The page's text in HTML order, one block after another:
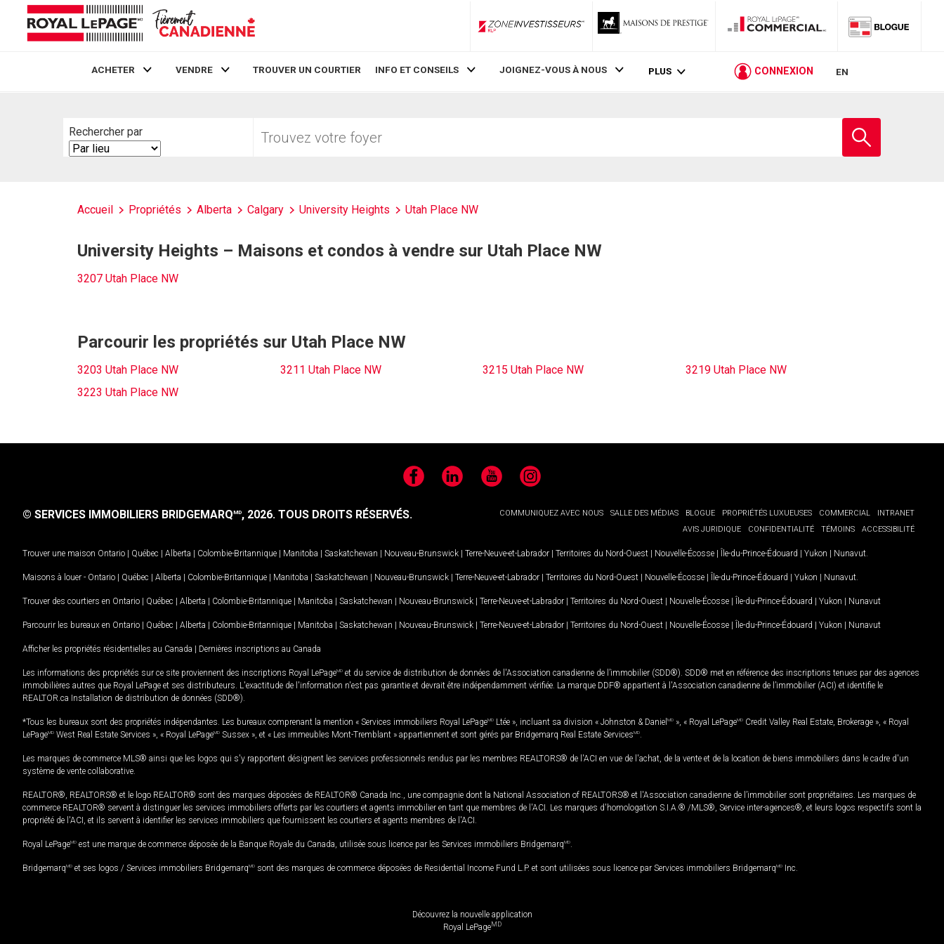
ZoneInvestisseurs RLP
ACHETER VENDRE TROUVER UN COURTIER INFO ET CONSEILS JOIGNEZ-VOUS À NOUS PLUS CONNEXION EN
Rechercher par
Search
By
votre
Accueil Propriétés Alberta Calgary University Heights Utah Place NW
University Heights – Maisons et condos à vendre sur Utah Place NW
3207 Utah Place NW
Parcourir les propriétés sur Utah Place NW
3203 Utah Place NW 3211 Utah Place NW 3215 Utah Place NW
3219 Utah Place NW
3223 Utah Place NW
FacebookLinkedIn YouTubeInstagram
COMMUNIQUEZ AVEC NOUS SALLE DES MÉDIAS BLOGUE PROPRIÉTÉS LUXUEUSES COMMERCIAL
INTRANET
AVIS JURIDIQUE
CONFIDENTIALITÉ TÉMOINS ACCESSIBILITÉ
© SERVICES IMMOBILIERS BRIDGEMARQMD, 2026. TOUS DROITS RÉSERVÉS.
Trouver une maison Ontario | Québec | Alberta | Colombie-Britannique | Manitoba | Saskatchewan | Nouveau-Brunswick | Terre-Neuve-et-Labrador | Territoires du Nord-Ouest | Nouvelle-Écosse | Île-du-Prince-Édouard | Yukon | Nunavut
Maisons à louer - Ontario | Québec | Alberta | Colombie-Britannique | Manitoba | Saskatchewan | Nouveau-Brunswick | Terre-Neuve-et-Labrador | Territoires du Nord-Ouest | Nouvelle-Écosse | Île-du-Prince-Édouard | Yukon | Nunavut
Trouver des courtiers en Ontario | Québec | Alberta | Colombie-Britannique | Manitoba | Saskatchewan | Nouveau-Brunswick | Terre-Neuve-et-Labrador | Territoires du Nord-Ouest | Nouvelle-Écosse | Île-du-Prince-Édouard | Yukon | Nunavut
Parcourir les bureaux en Ontario | Québec | Alberta | Colombie-Britannique | Manitoba | Saskatchewan | Nouveau-Brunswick | Terre-Neuve-et-Labrador | Territoires du Nord-Ouest | Nouvelle-Écosse | Île-du-Prince-Édouard | Yukon | Nunavut
Afficher les propriétés résidentielles au Canada | Dernières inscriptions au Canada
Les informations des propriétés sur ce site proviennent des inscriptions Royal LePageMD et du service de distribution de données de l'Association canadienne de l’immobilier (SDD®). SDD® met en référence des inscriptions tenues par des agences
immobilières autres que Royal LePage et ses distributeurs. L'exactitude de l'information n'est pas garantie et devrait être indépendamment vérifiée. La marque DDF® appartient à l'Association canadienne de l’immobilier (ACI) et identifie le
REALTOR.ca Installation de distribution de données (SDD®).
*Tous les bureaux sont des propriétés indépendantes. Les bureaux comprenant la mention « Services immobiliers Royal LePageMD Ltée », incluant sa division « Johnston & Daniel MD », « Royal LePageMD Credit Valley Real Estate, Brokerage », « Royal
LePageMD West Real Estate Services », « Royal LePageMD Sussex », et « Les immeubles Mont-Tremblant » appartiennent et sont gérés par Bridgemarq Real Estate ServicesMD
Les marques de commerce MLS® ainsi que les logos qui s'y rapportent désignent les services professionnels rendus par les membres REALTORS® de l'ACI en vue de l'achat, de la vente et de la location de biens immobiliers dans le cadre d'un
système de vente collaborative.
REALTOR®, REALTORS® et le logo REALTOR® sont des marques déposées de REALTOR® Canada Inc., une compagnie dont la National Association of REALTORS® et l'Association canadienne de l’immobilier sont propriétaires. Les marques de
commerce REALTOR® servent à distinguer les services immobiliers offerts par les courtiers et agents immobilier en tant que membres de l'ACI. Les marques d'homologation S.I.A.® /MLS®, Service inter-agences®, et leurs logos respectifs sont la
propriété de l'ACI, et ils servent à identifier les services immobiliers que fournissent les courtiers et agents membres de l'ACI.
Royal LePageMD est une marque de commerce déposée de la Banque Royale du Canada, utilisée sous licence par les Services immobiliers BridgemarqMD
BridgemarqMD et ses logos / Services immobiliers BridgemarqMD sont des marques de commerce déposées de Residential Income Fund L.P. et sont utilisées sous licence par Services immobiliers BridgemarqMD Inc.
Découvrez la nouvelle application
Royal LePageMD